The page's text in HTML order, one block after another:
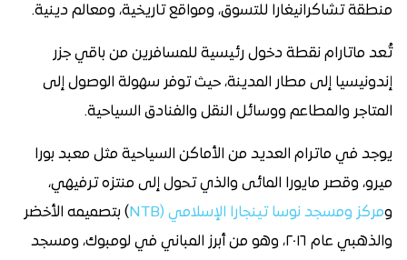
منطقة تشاكرانيغارا للتسوق، ومواقع تاريخية، ومعالم دينية.
تُعد ماتارام نقطة دخول رئيسية للمسافرين من باقي جزر
إندونيسيا إلى مطار المدينة، حيث توفر سهولة الوصول إلى
المتاجر والمطاعم ووسائل النقل والفنادق السياحية.
يوجد في ماترام العديد من الأماكن السياحية مثل معبد بورا
ميرو، وقصر مايورا المائى والذي تحول إلى منتزه ترفيهي،
ومركز ومسجد نوسا تينجارا الإسلامي (NTB
) بتصميمه الأخضر
والذهبي عام ٢٠١٦، وهو من أبرز المباني في لومبوك، ومسجد